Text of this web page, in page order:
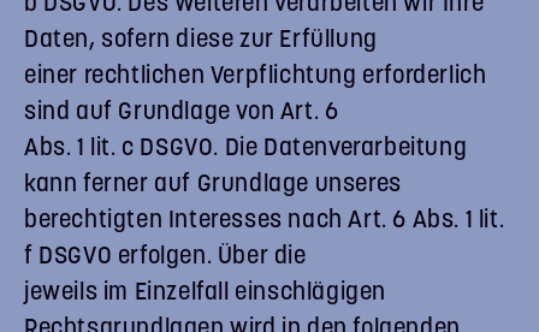
b DSGVO. Des Weiteren verarbeiten wir Ihre
Daten, sofern diese zur Erfüllung
einer rechtlichen Verpflichtung erforderlich
sind auf Grundlage von Art. 6
Abs. 1 lit. c DSGVO. Die Datenverarbeitung
kann ferner auf Grundlage unseres
berechtigten Interesses nach Art. 6 Abs. 1 lit.
f DSGVO erfolgen. Über die
jeweils im Einzelfall einschlägigen